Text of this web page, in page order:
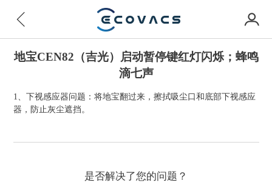
地宝CEN82（吉光）启动暂停键红灯闪烁；蜂鸣
滴七声
1、下视感应器问题：将地宝翻过来，擦拭吸尘口和底部下视感应
器，防止灰尘遮挡。
是否解决了您的问题？